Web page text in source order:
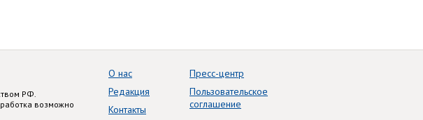
РФ.
возможно
О нас
Редакция
Контакты
Пресс-центр
Пользовательское
соглашение